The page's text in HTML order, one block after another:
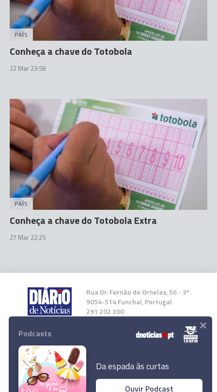
PAÍS
Conheça a chave do Totobola
22 Mar 23:58
PAÍS
Conheça a chave do Totobola Extra
27 Mar 22:25
Rua Dr. Fernão de Ornelas, 56 - 3º
9054-514 Funchal, Portugal
291 202 300
Instale a nossa App
Podcasts
Da espada às curtas
Ouvir Podcast
×